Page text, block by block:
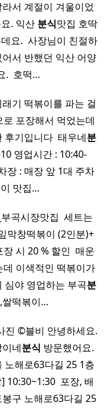
서 계절이 겨울이었
. 익산 분식맛집 호딱
요. ​ 사장님이 친절하
서 반했던 익산 어양
. ​ 호떡…
래기 떡볶이를 파는 걸
포장해서 먹었는데
후기입니다 ​ 태우네분
영업시간 : 10:40-
장 : 매장 앞 1대 주차
맛집…
곡시장맛집 ​ 세트는
막창떡볶이 (2인분)+
시 20 % 할인 ​ 매운
데 이색적인 떡볶이가
심야 영업하는 부곡분
,쌀떡볶이…
진 ©블비 안녕하세요.
네분식 방문했어요.​ ​
해로63다길 25 1층​
10:30~1:30 ​ 포장, 배
구 노해로63다길 25